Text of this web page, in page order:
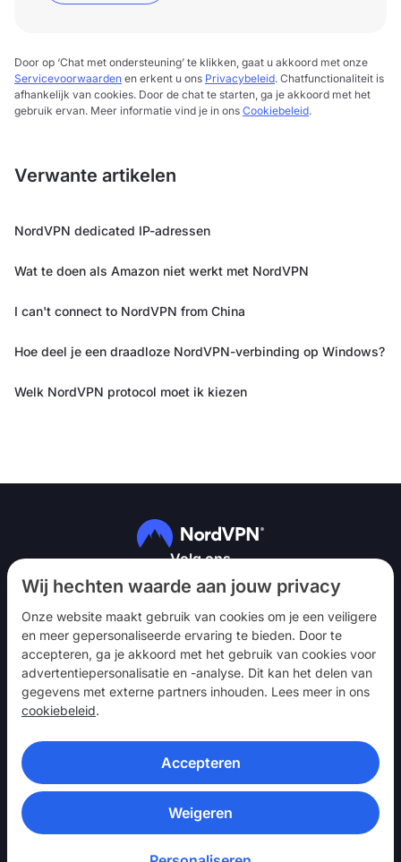
Wij hechten waarde aan jouw privacy
Onze website maakt gebruik van cookies om je een veiligere
en meer gepersonaliseerde ervaring te bieden. Door te
accepteren, ga je akkoord met het gebruik van cookies voor
advertentiepersonalisatie en -analyse. Dit kan het delen van
gegevens met externe partners inhouden. Lees meer in ons
cookiebeleid.
Accepteren
Weigeren
Door op ‘Chat met ondersteuning’ te klikken, gaat u akkoord met onze
Servicevoorwaarden en erkent u ons Privacybeleid. Chatfunctionaliteit is
afhankelijk van cookies. Door de chat te starten, ga je akkoord met het
gebruik ervan. Meer informatie vind je in ons Cookiebeleid.
Verwante artikelen
NordVPN dedicated IP-adressen
Wat te doen als Amazon niet werkt met NordVPN
I can't connect to NordVPN from China
Hoe deel je een draadloze NordVPN-verbinding op Windows?
Welk NordVPN protocol moet ik kiezen
Volg ons
NordVPN
Betrekken
Hulp
Ontdek
VPN-APPS